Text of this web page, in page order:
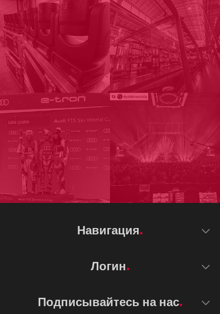
Навигация
Логин
Подписывайтесь на нас